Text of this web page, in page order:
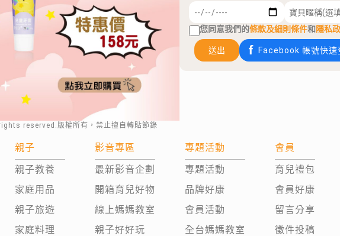
reserved.版權所有，禁止擅自轉貼節錄
您同意我們的條款及細則條件和隱私
送出 Facebook 帳號快速
親子
親子教養
家庭用品
親子旅遊
家庭料理
影音專區
最新影音企劃
開箱育兒好物
線上媽媽教室
親子好好玩
專題活動
專題活動
品牌好康
會員活動
全台媽媽教室
會員
育兒禮包
會員好康
留言分享
徵件投稿